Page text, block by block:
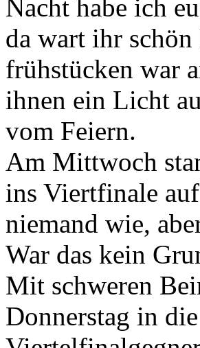
Nacht habe ich
da wart ihr
frühstücken war
ihnen ein Licht
vom Feiern.
Am Mittwoch
ins Viertfinale
niemand wie,
War das kein
Mit schweren
Donnerstag in